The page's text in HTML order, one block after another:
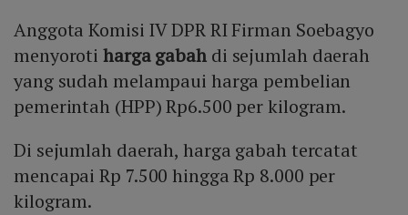
Anggota Komisi IV DPR RI Firman Soebagyo
menyorotiharga gabahdi sejumlah daerah
yang sudah melampaui harga pembelian
pemerintah (HPP) Rp6.500 per kilogram.
Di sejumlah daerah, harga gabah tercatat
mencapai Rp 7.500 hingga Rp 8.000 per
kilogram.